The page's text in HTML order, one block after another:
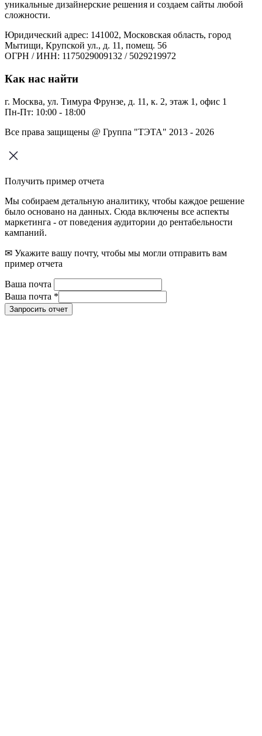
уникальные дизайнерские решения и создаем сайты любой
сложности.
Юридический адрес: 141002, Московская область, город
Мытищи, Крупской ул., д. 11, помещ. 56
ОГРН / ИНН: 1175029009132 / 5029219972
Как нас найти
г. Москва, ул. Тимура Фрунзе, д. 11, к. 2, этаж 1, офис 1
Пн-Пт: 10:00 - 18:00
Все права защищены @ Группа "ТЭТА" 2013 - 2026
Получить пример отчета
Мы собираем детальную аналитику, чтобы каждое решение
было основано на данных. Сюда включены все аспекты
маркетинга - от поведения аудитории до рентабельности
кампаний.
✉ Укажите вашу почту, чтобы мы могли отправить вам
пример отчета
Ваша почта
Ваша почта *
Запросить отчет